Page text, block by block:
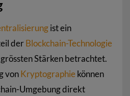
ist ein
derBlockchain-Technologie
Stärken betrachtet.
vonKryptographiekönnen
Umgebung direkt